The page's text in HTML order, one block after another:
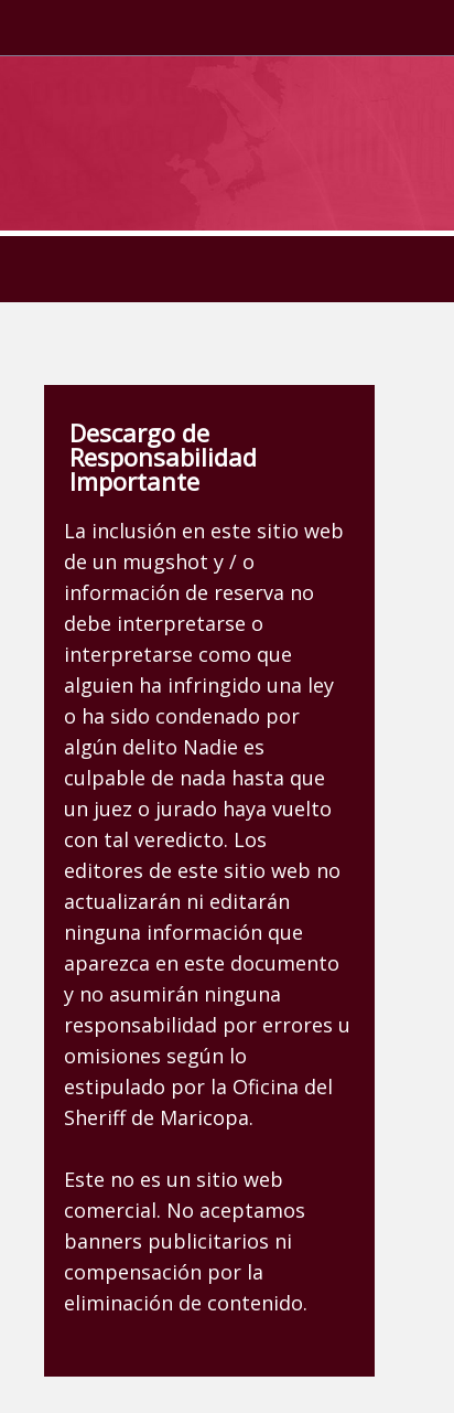
Descargo de
Responsabilidad
Importante
La inclusión en este sitio web
de un mugshot y / o
información de reserva no
debe interpretarse o
interpretarse como que
alguien ha infringido una ley
o ha sido condenado por
algún delito Nadie es
culpable de nada hasta que
un juez o jurado haya vuelto
con tal veredicto. Los
editores de este sitio web no
actualizarán ni editarán
ninguna información que
aparezca en este documento
y no asumirán ninguna
responsabilidad por errores u
omisiones según lo
estipulado por la Oficina del
Sheriff de Maricopa.
Este no es un sitio web
comercial. No aceptamos
banners publicitarios ni
compensación por la
eliminación de contenido.